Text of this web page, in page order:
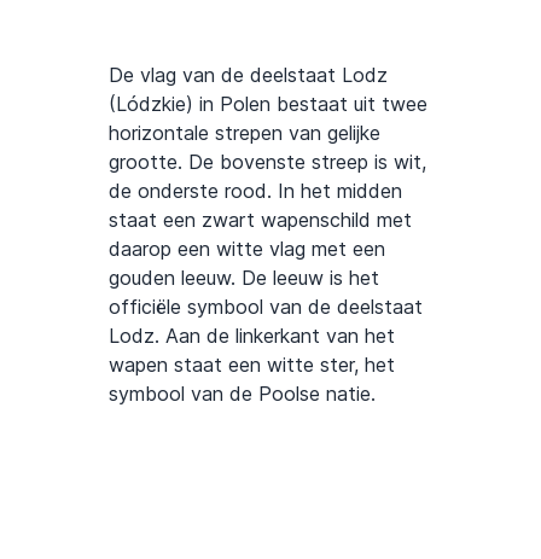
De vlag van de deelstaat Lodz
(Lódzkie) in Polen bestaat uit twee
horizontale strepen van gelijke
grootte. De bovenste streep is wit,
de onderste rood. In het midden
staat een zwart wapenschild met
daarop een witte vlag met een
gouden leeuw. De leeuw is het
officiële symbool van de deelstaat
Lodz. Aan de linkerkant van het
wapen staat een witte ster, het
symbool van de Poolse natie.